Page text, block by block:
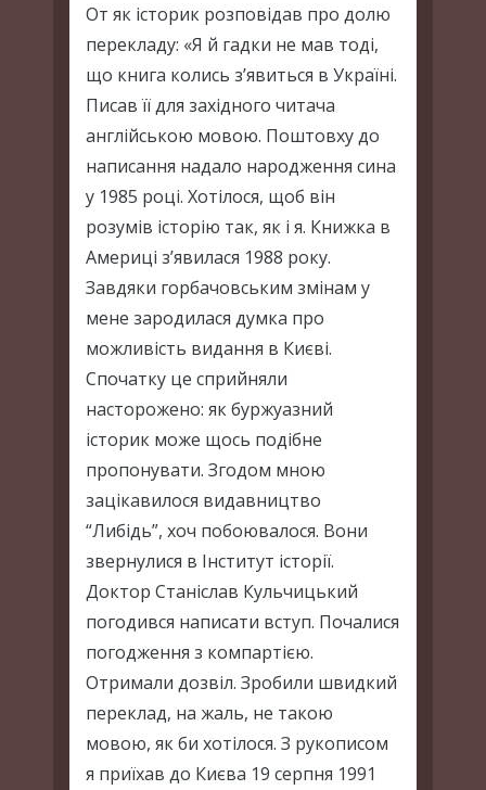
От як історик розповідав про долю
перекладу: «Я й гадки не мав тоді,
що книга колись з’явиться в Україні.
Писав її для західного читача
англійською мовою. Поштовху до
написання надало народження сина
у 1985 році. Хотілося, щоб він
розумів історію так, як і я. Книжка в
Америці з’явилася 1988 року.
Завдяки горбачовським змінам у
мене зародилася думка про
можливість видання в Києві.
Спочатку це сприйняли
насторожено: як буржуазний
історик може щось подібне
пропонувати. Згодом мною
зацікавилося видавництво
“Либідь”, хоч побоювалося. Вони
звернулися в Інститут історії.
Доктор Станіслав Кульчицький
погодився написати вступ. Почалися
погодження з компартією.
Отримали дозвіл. Зробили швидкий
переклад, на жаль, не такою
мовою, як би хотілося. З рукописом
я приїхав до Києва 19 серпня 1991